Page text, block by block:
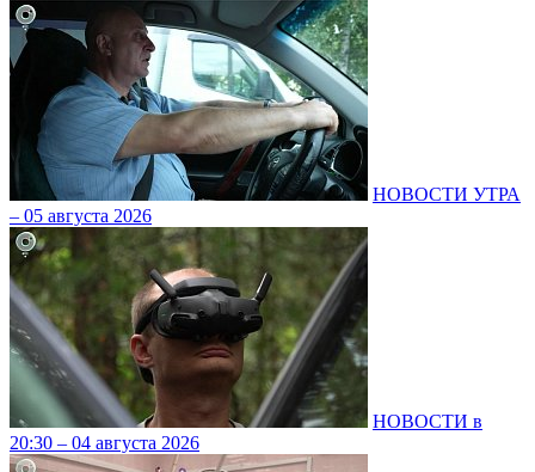
НОВОСТИ УТРА
– 05 августа 2026
НОВОСТИ в
20:30 – 04 августа 2026